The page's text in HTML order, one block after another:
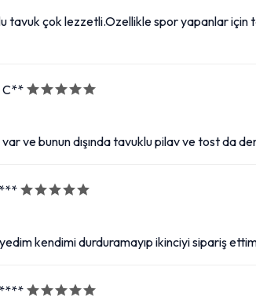
tavuk çok lezzetli.Ozellikle spor yapanlar için
C**
ve bunun dışında tavuklu pilav ve tost da
kendimi durduramayıp ikinciyi sipariş